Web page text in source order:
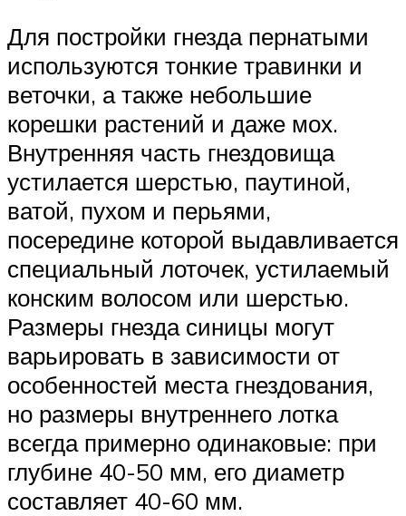
Для постройки гнезда пернатыми
используются тонкие травинки и
веточки, а также небольшие
корешки растений и даже мох.
Внутренняя часть гнездовища
устилается шерстью, паутиной,
ватой, пухом и перьями,
посередине которой выдавливается
специальный лоточек, устилаемый
конским волосом или шерстью.
Размеры гнезда синицы могут
варьировать в зависимости от
особенностей места гнездования,
но размеры внутреннего лотка
всегда примерно одинаковые: при
глубине 40-50 мм, его диаметр
составляет 40-60 мм.